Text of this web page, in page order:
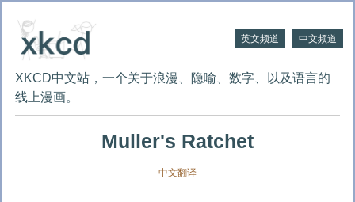
英文频道 中文频道
XKCD中文站，一个关于浪漫、隐喻、数字、以及语言的
线上漫画。
Muller's Ratchet
中文翻译